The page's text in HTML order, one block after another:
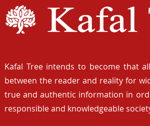
Kafal Tree intends to become that
between the reader and reality for
true and authentic information in
responsible and knowledgeable